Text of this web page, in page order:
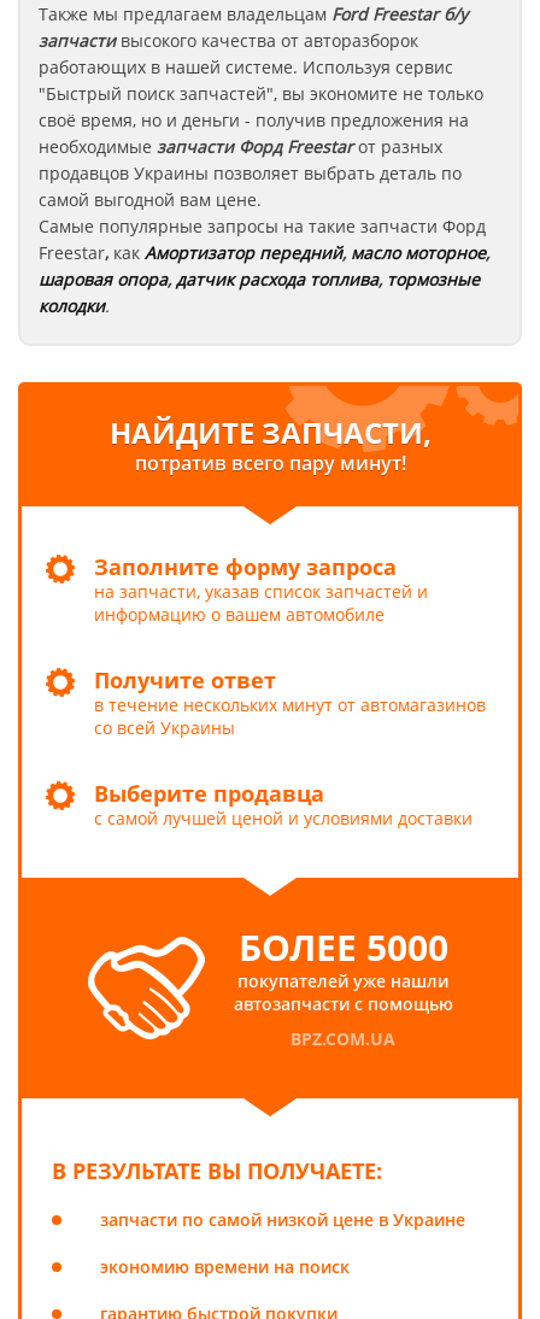
Также мы предлагаем владельцам Ford Freestarб/у
запчастивысокого качества от авторазборок
работающих в нашей системе. Используя сервис
"Быстрый поиск запчастей", вы экономите не только
своё время, но и деньги - получив предложения на
необходимые запчастиФорд Freestarот разных
продавцов Украины позволяет выбрать деталь по
самой выгодной вам цене.
Самые популярные запросы на такие запчасти Форд
Freestar, как Амортизатор передний, масло моторное,
шаровая опора,датчик расхода топлива, тормозные
колодки.
НАЙДИТЕ ЗАПЧАСТИ,
потратив всего пару минут!
Заполните форму запроса
на запчасти, указав список запчастей и
информацию о вашем автомобиле
Получите ответ
в течение нескольких минут от автомагазинов
со всей Украины
Выберите продавца
с самой лучшей ценой и условиями доставки
БОЛЕЕ 5000
покупателей уже нашли
автозапчасти с помощью
BPZ.COM.UA
В РЕЗУЛЬТАТЕ ВЫ ПОЛУЧАЕТЕ:
запчасти по самой низкой цене в Украине
экономию времени на поиск
гарантию быстрой покупки